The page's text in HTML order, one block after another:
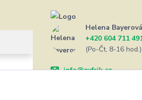
Helena Bayerová
+420 604 711
(Po-Čt, 8-16 hod.)
info@zufrik.cz